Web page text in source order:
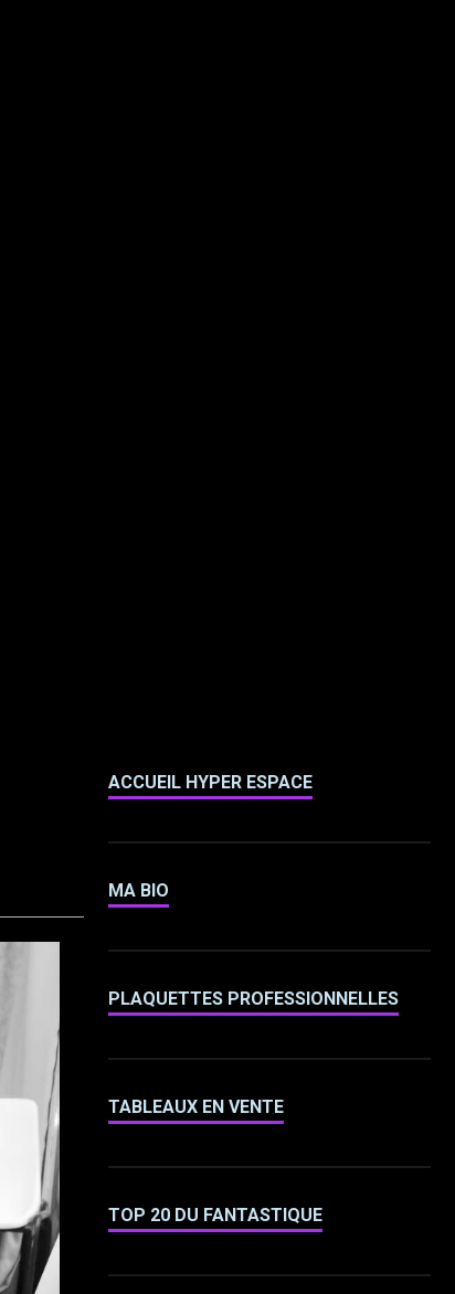
ACCUEIL HYPER ESPACE
MA BIO
PLAQUETTES PROFESSIONNELLES
TABLEAUX EN VENTE
TOP 20 DU FANTASTIQUE